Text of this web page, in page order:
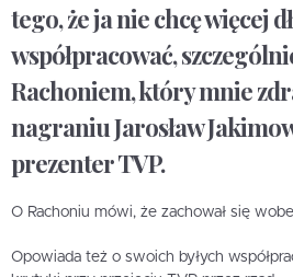
tego, że ja nie chcę więcej
współpracować,
Rachoniem, który mnie
nagraniu Jarosław
prezenter TVP.
O Rachoniu mówi, że zachował się
Opowiada też o swoich byłych